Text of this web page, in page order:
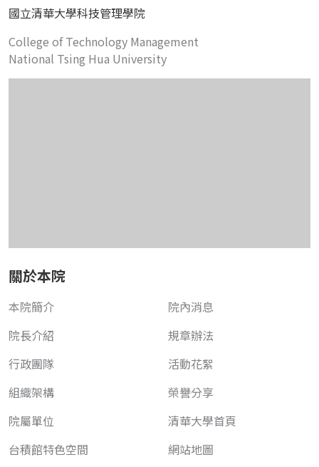
國立清華大學科技管理學院
College of Technology Management
National Tsing Hua University
關於本院
本院簡介
院長介紹
行政團隊
組織架構
院屬單位
台積館特色空間
院內消息
規章辦法
活動花絮
榮譽分享
清華大學首頁
網站地圖